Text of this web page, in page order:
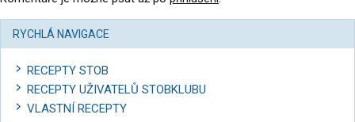
RYCHLÁ NAVIGACE
RECEPTY STOB
RECEPTY UŽIVATELŮ STOBKLUBU
VLASTNÍ RECEPTY